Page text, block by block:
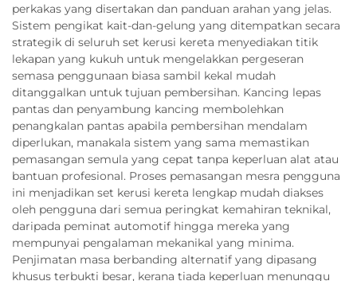
perkakas yang disertakan dan panduan arahan yang jelas.
Sistem pengikat kait-dan-gelung yang ditempatkan secara
strategik di seluruh set kerusi kereta menyediakan titik
lekapan yang kukuh untuk mengelakkan pergeseran
semasa penggunaan biasa sambil kekal mudah
ditanggalkan untuk tujuan pembersihan. Kancing lepas
pantas dan penyambung kancing membolehkan
penangkalan pantas apabila pembersihan mendalam
diperlukan, manakala sistem yang sama memastikan
pemasangan semula yang cepat tanpa keperluan alat atau
bantuan profesional. Proses pemasangan mesra pengguna
ini menjadikan set kerusi kereta lengkap mudah diakses
oleh pengguna dari semua peringkat kemahiran teknikal,
daripada peminat automotif hingga mereka yang
mempunyai pengalaman mekanikal yang minima.
Penjimatan masa berbanding alternatif yang dipasang
khusus terbukti besar, kerana tiada keperluan menunggu